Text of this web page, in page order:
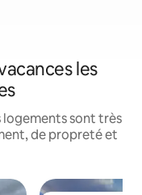
les
logements sont très
de propreté et